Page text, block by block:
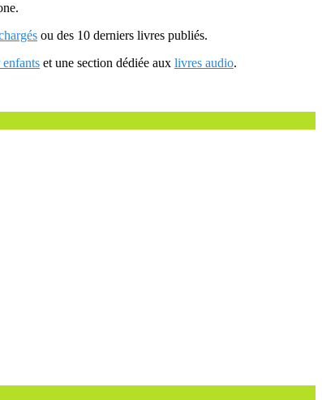
ou des 10 derniers livres publiés.
et une section dédiée aux livres audio.